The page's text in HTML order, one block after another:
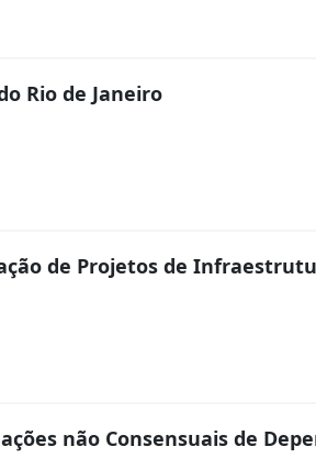
Rio de Janeiro
de Projetos de
não Consensuais de